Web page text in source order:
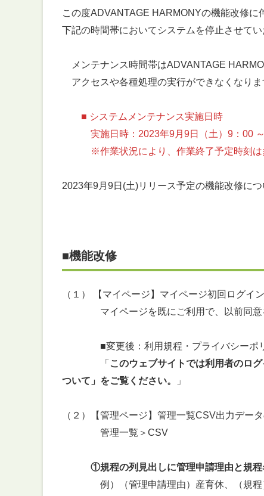
この度ADVANTAGE HARMONYの機能改修に
下記の時間帯においてシステムを停止させてい
メンテナンス時間帯はADVANTAGE
アクセスや各種処理の実行ができなくなりま
■ システムメンテナンス実施日時
実施日時：2023年9月9日（土）9：00
※作業状況により、作業終了予定時刻は多
2023年9月9日(土)リリース予定の機能改修につ
■機能改修
（１） 【マイページ】マイページ初回ログ
マイページを既にご利用で、以前同意を
■変更後：利用規程・プライバシーポリシ
「 このウェブサイトでは利用者のロ
ついて」をご覧ください。
」
（２）【管理ページ】管理一覧CSV出力デー
管理一覧＞CSV
①規程の列見出しに管理申請理由と規
例）（管理申請理由）産育休、（規程